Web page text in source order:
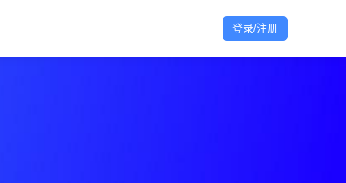
登录/注册